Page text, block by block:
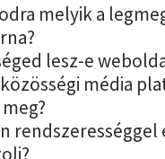
melyik a
lesz-e
média
rendszerességgel